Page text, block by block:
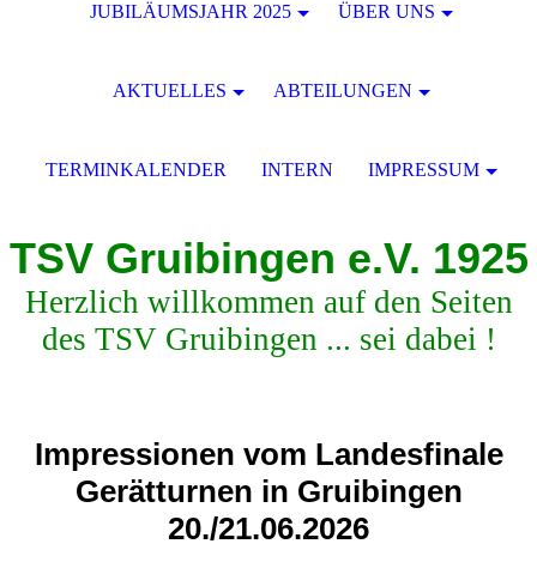
TSV Gruibingen e.V. 1925
Herzlich willkommen auf den Seiten
des TSV Gruibingen ... sei dabei !
Impressionen vom Landesfinale
Gerätturnen in Gruibingen
20./21.06.2026
JUBILÄUMSJAHR 2025 ÜBER UNS
AKTUELLES ABTEILUNGEN
TERMINKALENDER INTERN IMPRESSUM